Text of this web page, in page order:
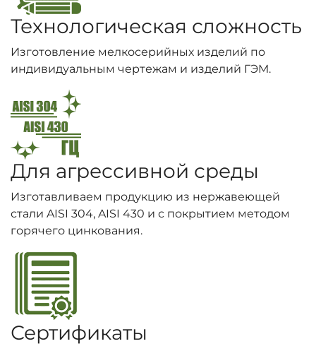
Технологическая сложность
Изготовление мелкосерийных изделий по
индивидуальным чертежам и изделий ГЭМ.
Для агрессивной среды
Изготавливаем продукцию из нержавеющей
стали AISI 304, AISI 430 и с покрытием методом
горячего цинкования.
Сертификаты